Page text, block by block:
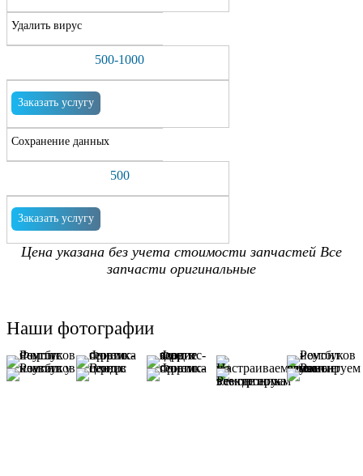
Удалить вирус
500-1000
Заказать услугу
Сохранение данных
500
Заказать услугу
Цена указана без учета стоимости запчастей Все
запчасти оригинальные
Наши фотографии